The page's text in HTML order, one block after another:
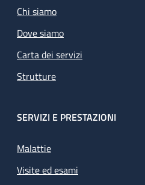
Chi siamo
Dove siamo
Carta dei servizi
Strutture
SERVIZI E PRESTAZIONI
Malattie
Visite ed esami